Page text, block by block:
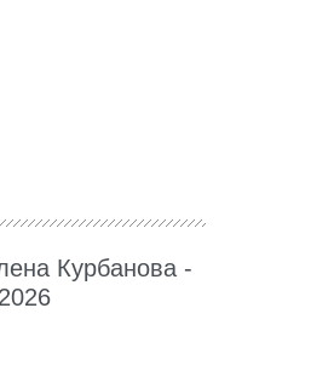
Курбанова -